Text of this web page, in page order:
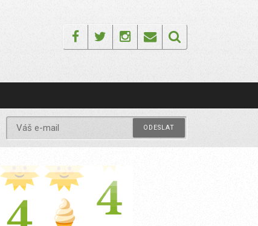
FacebookTwitterInstagram
Email